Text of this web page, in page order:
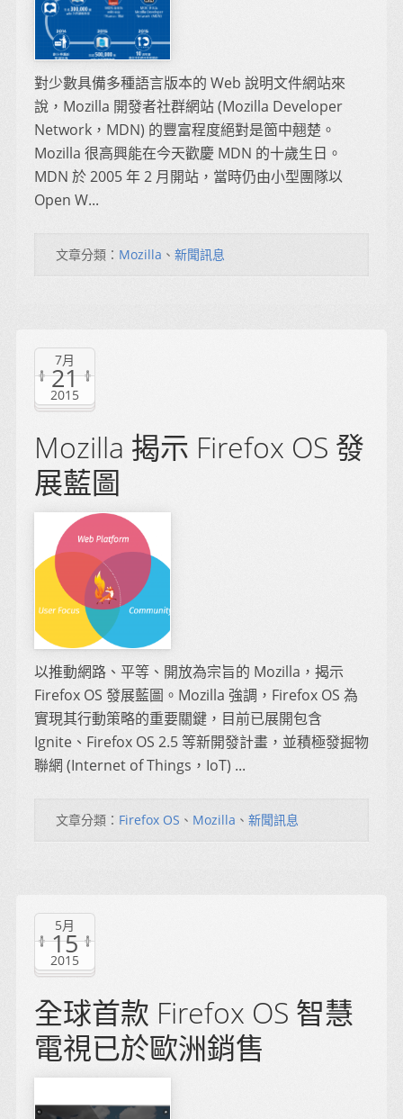
對少數具備多種語言版本的 Web 說明文件網站來
說，Mozilla 開發者社群網站 (Mozilla Developer
Network，MDN) 的豐富程度絕對是箇中翹楚。
Mozilla 很高興能在今天歡慶 MDN 的十歲生日。
MDN 於 2005 年 2 月開站，當時仍由小型團隊以
Open W...
文章分類： Mozilla 、 新聞訊息
7月
21
2015
Mozilla 揭示 Firefox OS 發
展藍圖
以推動網路、平等、開放為宗旨的 Mozilla，揭示
Firefox OS 發展藍圖。Mozilla 強調，Firefox OS 為
實現其行動策略的重要關鍵，目前已展開包含
Ignite、Firefox OS 2.5 等新開發計畫，並積極發掘物
聯網 (Internet of Things，IoT) ...
文章分類： Firefox OS 、 Mozilla 、 新聞訊息
5月
15
2015
全球首款 Firefox OS 智慧
電視已於歐洲銷售